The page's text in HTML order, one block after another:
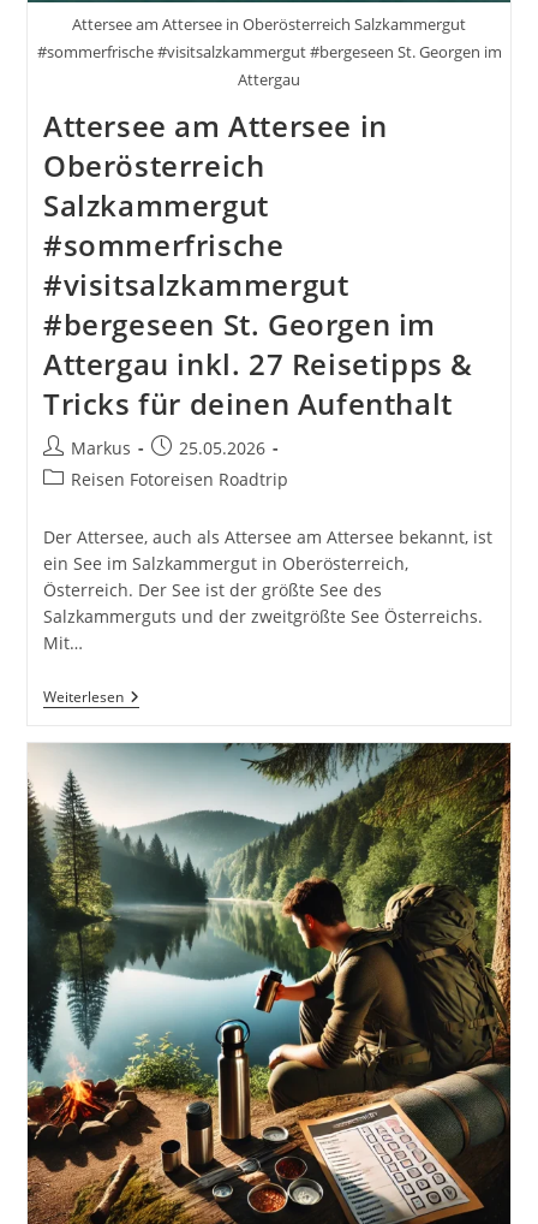
Attersee am Attersee in Oberösterreich Salzkammergut
#sommerfrische #visitsalzkammergut #bergeseen St. Georgen im
Attergau
Attersee am Attersee in
Oberösterreich
Salzkammergut
#sommerfrische
#visitsalzkammergut
#bergeseen St. Georgen im
Attergau inkl. 27 Reisetipps &
Tricks für deinen Aufenthalt
Beitrags-
Autor:
Markus
Beitrag
veröffentlicht:
25.05.2026
Beitrags-
Reisen Fotoreisen Roadtrip
Der Attersee, auch als Attersee am Attersee bekannt, ist
ein See im Salzkammergut in Oberösterreich,
Österreich. Der See ist der größte See des
Salzkammerguts und der zweitgrößte See Österreichs.
Mit…
WeiterlesenAttersee
Am
In
Oberösterreich
Salzkammergut
#sommerfrische
#visitsalzkammergut
#bergeseen
Im
Attergau
27
Reisetipps
&
Tricks
Für
Deinen
Aufenthalt